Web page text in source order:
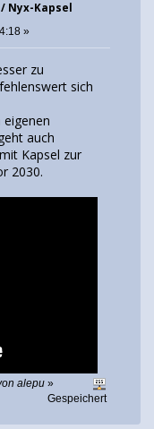
Nyx-Kapsel
»
zu
sich
auch
Kapsel zur
2030.
alepu »
Gespeichert